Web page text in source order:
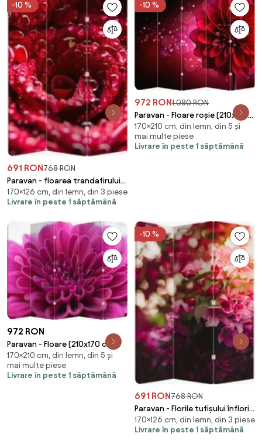
-10 %
691 RON768 RON
Paravan - floarea trandafirului
roșu (126x170 cm)
170×126 cm, din lemn, din 3 piese
Livrare în peste 1 săptămână
-10 %
972 RON1.080 RON
Paravan - Floare roșie (210x170
cm)
170×210 cm, din lemn, din 5 și
mai multe piese
Livrare în peste 1 săptămână
972 RON
Paravan - Floare (210x170 cm)
170×210 cm, din lemn, din 5 și
mai multe piese
Livrare în peste 1 săptămână
-10 %
691 RON768 RON
Paravan - Florile tufișului înflorit
(126x170 cm)
170×126 cm, din lemn, din 3 piese
Livrare în peste 1 săptămână